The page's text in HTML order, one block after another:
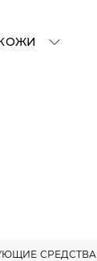
СРЕДСТВА